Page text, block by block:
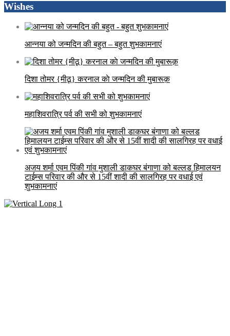
Wishes
आन्नया को जन्मदिन की बहुत – बहुत शुभकामनाएं
दिशा तोमर {मीठू} करनाल काे जन्मदिन की मुबारूक़
महाशिवरात्रि पर्व की सभी को शुभकामनाएं
अजय शर्मा एवम पिंकी गांव मुशाली डाकघर बंगाणा को बल्लड हिमालयन
टाईम्स परिवार की और से 15वीं शादी की सालगिरह पर वधाई एवं
शुभकामनाएं